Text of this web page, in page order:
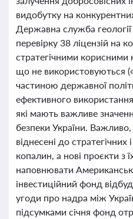
видобутку на
Державна служба
перевірку 38 ліцензій на
стратегічними
що не використовуються
частиною державної
ефективного використання
які мають важливе
безпеки України.
віднесені до
копалин, а нові проєкти з
наповнювати
інвестиційний фонд
угоди про надра між
підсумками січня фонд